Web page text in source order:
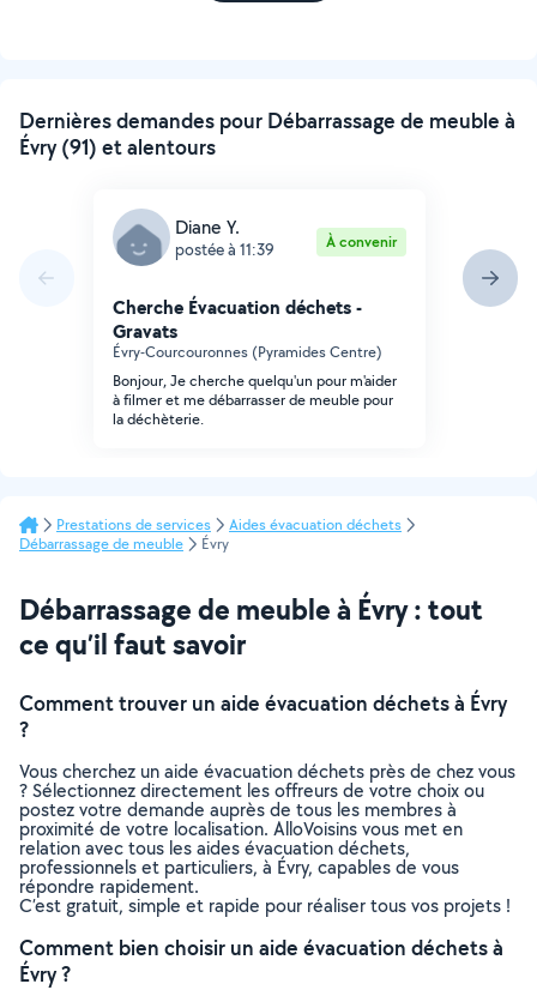
Dernières demandes pour Débarrassage de meuble à
Évry (91) et alentours
Diane Y.
postée à 11:39 À convenir
Cherche Évacuation déchets -
Gravats
Évry-Courcouronnes (Pyramides Centre)
Bonjour, Je cherche quelqu'un pour m'aider
à filmer et me débarrasser de meuble pour
la déchèterie.
Prestations de services
Aides évacuation déchets
Débarrassage de meuble
Évry
Débarrassage de meuble à Évry : tout
ce qu’il faut savoir
Comment trouver un aide évacuation déchets à Évry
?
Vous cherchez un aide évacuation déchets près de chez vous
? Sélectionnez directement les offreurs de votre choix ou
postez votre demande auprès de tous les membres à
proximité de votre localisation. AlloVoisins vous met en
relation avec tous les aides évacuation déchets,
professionnels et particuliers, à Évry, capables de vous
répondre rapidement.
C’est gratuit, simple et rapide pour réaliser tous vos projets !
Comment bien choisir un aide évacuation déchets à
Évry ?